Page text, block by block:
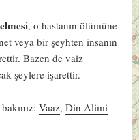
, o hastanın ölümüne
veya bir şeyhten insanın
Bazen de vaiz
şeylere işarettir.
Vaaz,Din Alimi